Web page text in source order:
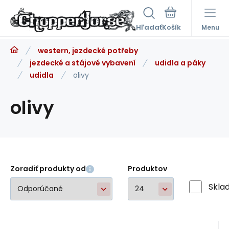
Hľadať Menu
western, jezdecké potřeby
jezdecké a stájové vybavení
udidla a páky
udidla
olivy
olivy
Zoradiť produkty od Produktov